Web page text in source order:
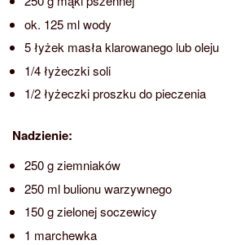
ok. 125 ml wody
5 łyżek masła klarowanego lub oleju
1/4 łyżeczki soli
1/2 łyżeczki proszku do pieczenia
Nadzienie:
250 g ziemniaków
250 ml bulionu warzywnego
150 g zielonej soczewicy
1 marchewka